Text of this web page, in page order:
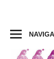
springen